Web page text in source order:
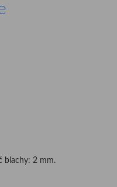
blachy: 2 mm.